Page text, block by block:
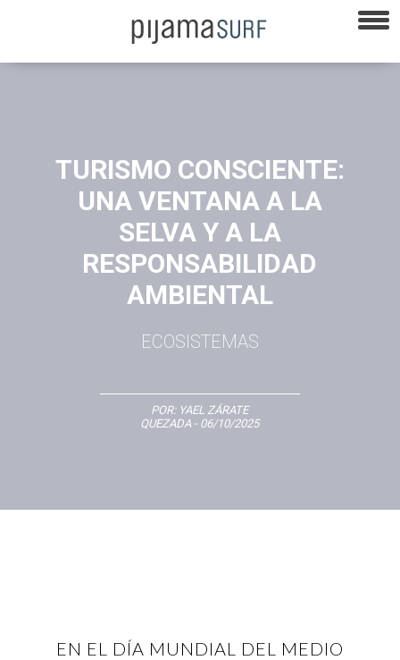
TURISMO CONSCIENTE:
UNA VENTANA A LA
SELVA Y A LA
RESPONSABILIDAD
AMBIENTAL
ECOSISTEMAS
POR: YAEL ZÁRATE
QUEZADA - 06/10/2025
EN EL DÍA MUNDIAL DEL MEDIO